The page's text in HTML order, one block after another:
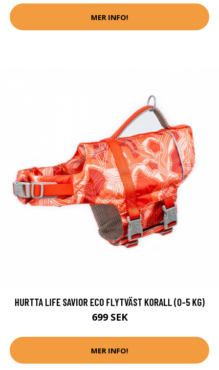
MER INFO!
HURTTA LIFE SAVIOR ECO FLYTVÄST KORALL (0-5 KG)
699 SEK
MER INFO!